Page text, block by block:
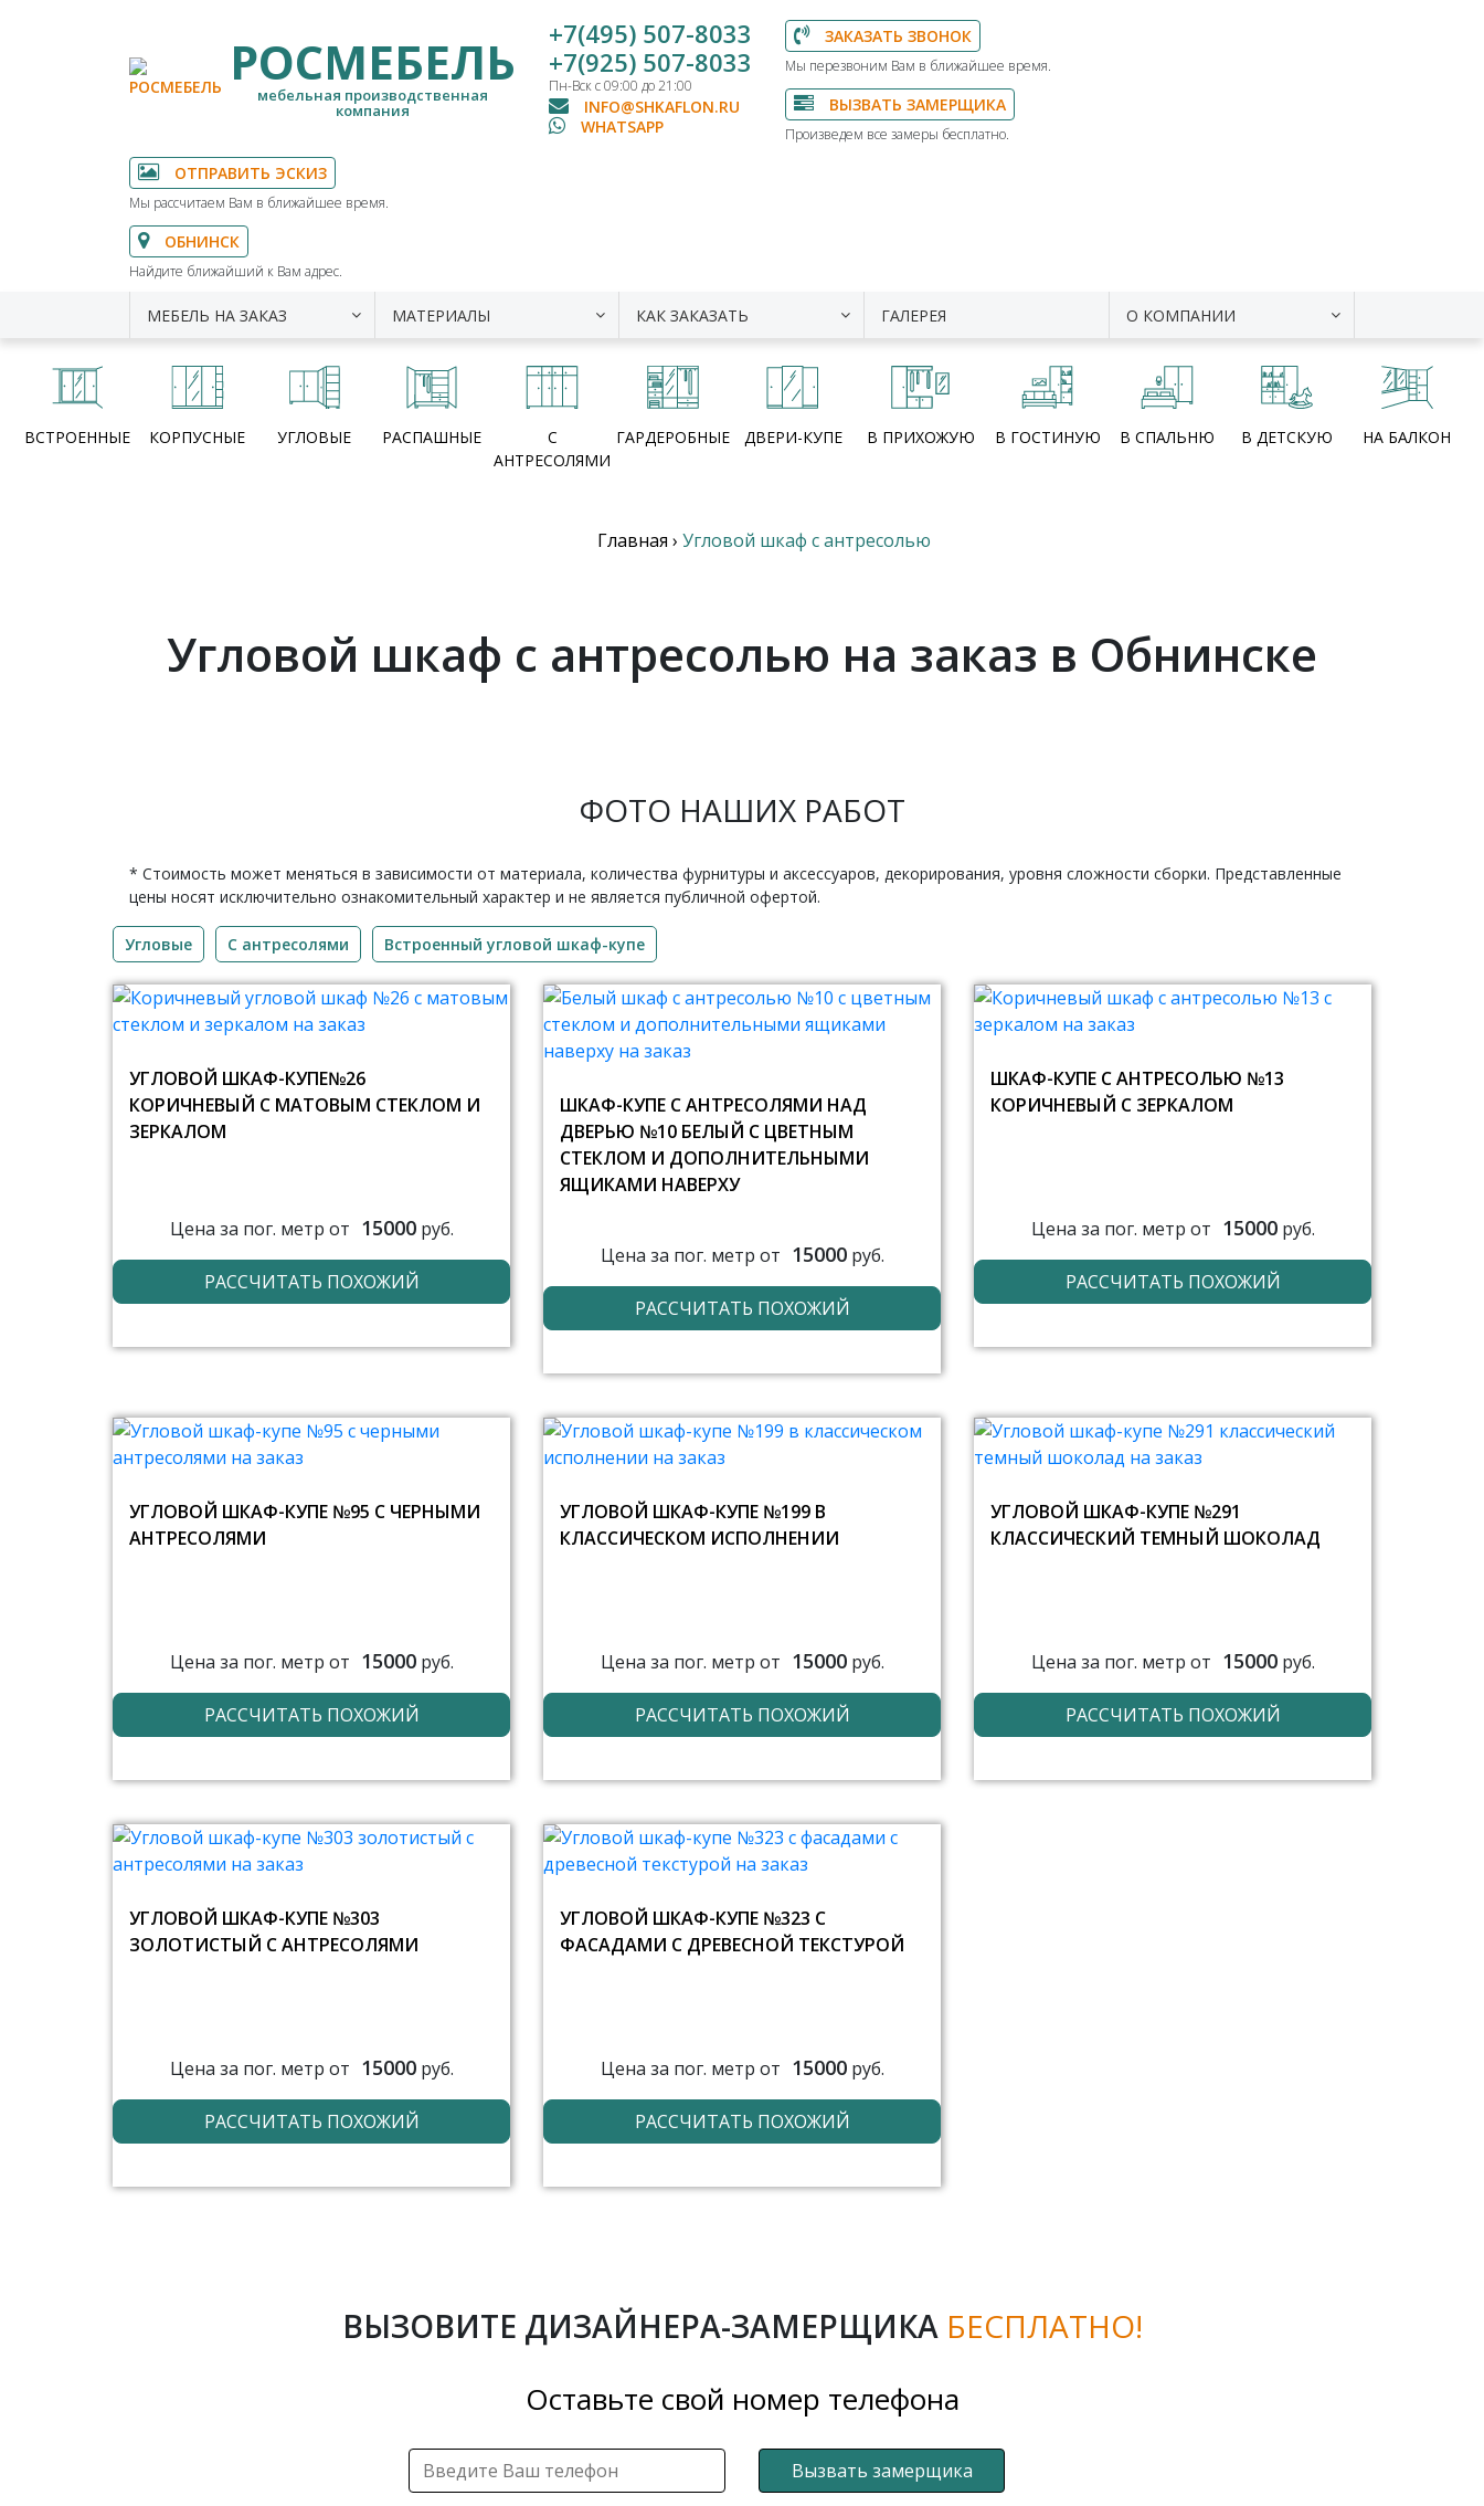
РОСМЕБЕЛЬ
мебельная производственная
компания
+7(495) 507-8033
+7(925) 507-8033
Пн-Вск с 09:00 до 21:00
INFO@SHKAFLON.RU
WHATSAPP
ЗАКАЗАТЬ ЗВОНОК
Мы перезвоним Вам в ближайшее время.
ВЫЗВАТЬ ЗАМЕРЩИКА
Произведем все замеры бесплатно.
ОТПРАВИТЬ ЭСКИЗ
Мы рассчитаем Вам в ближайшее время.
ОБНИНСК
Найдите ближайший к Вам адрес.
МЕБЕЛЬ НА ЗАКАЗ МАТЕРИАЛЫ КАК ЗАКАЗАТЬ ГАЛЕРЕЯ О КОМПАНИИ
ВСТРОЕННЫЕ КОРПУСНЫЕ УГЛОВЫЕ РАСПАШНЫЕ
С
АНТРЕСОЛЯМИ
ГАРДЕРОБНЫЕ ДВЕРИ-КУПЕ В ПРИХОЖУЮ В ГОСТИНУЮ В СПАЛЬНЮ В ДЕТСКУЮ НА БАЛКОН
Главная › Угловой шкаф с антресолью
Угловой шкаф с антресолью на заказ в Обнинске
ФОТО НАШИХ РАБОТ
* Стоимость может меняться в зависимости от материала, количества фурнитуры и аксессуаров, декорирования, уровня сложности сборки. Представленные
цены носят исключительно ознакомительный характер и не является публичной офертой.
Угловые С антресолями Встроенный угловой шкаф-купе
УГЛОВОЙ ШКАФ-КУПЕ№26
КОРИЧНЕВЫЙ С МАТОВЫМ СТЕКЛОМ И
ЗЕРКАЛОМ
Цена за пог. метр от 15000руб.
РАССЧИТАТЬ ПОХОЖИЙ
ШКАФ-КУПЕ С АНТРЕСОЛЯМИ НАД
ДВЕРЬЮ №10 БЕЛЫЙ С ЦВЕТНЫМ
СТЕКЛОМ И ДОПОЛНИТЕЛЬНЫМИ
ЯЩИКАМИ НАВЕРХУ
Цена за пог. метр от 15000руб.
РАССЧИТАТЬ ПОХОЖИЙ
ШКАФ-КУПЕ С АНТРЕСОЛЬЮ №13
КОРИЧНЕВЫЙ С ЗЕРКАЛОМ
Цена за пог. метр от 15000руб.
РАССЧИТАТЬ ПОХОЖИЙ
УГЛОВОЙ ШКАФ-КУПЕ №95 С ЧЕРНЫМИ
АНТРЕСОЛЯМИ
Цена за пог. метр от 15000руб.
РАССЧИТАТЬ ПОХОЖИЙ
УГЛОВОЙ ШКАФ-КУПЕ №199 В
КЛАССИЧЕСКОМ ИСПОЛНЕНИИ
Цена за пог. метр от 15000руб.
РАССЧИТАТЬ ПОХОЖИЙ
УГЛОВОЙ ШКАФ-КУПЕ №291
КЛАССИЧЕСКИЙ ТЕМНЫЙ ШОКОЛАД
Цена за пог. метр от 15000руб.
РАССЧИТАТЬ ПОХОЖИЙ
УГЛОВОЙ ШКАФ-КУПЕ №303
ЗОЛОТИСТЫЙ С АНТРЕСОЛЯМИ
Цена за пог. метр от 15000руб.
РАССЧИТАТЬ ПОХОЖИЙ
УГЛОВОЙ ШКАФ-КУПЕ №323 С
ФАСАДАМИ С ДРЕВЕСНОЙ ТЕКСТУРОЙ
Цена за пог. метр от 15000руб.
РАССЧИТАТЬ ПОХОЖИЙ
ВЫЗОВИТЕ ДИЗАЙНЕРА-ЗАМЕРЩИКА БЕСПЛАТНО!
Оставьте свой номер телефона
Вызвать замерщика